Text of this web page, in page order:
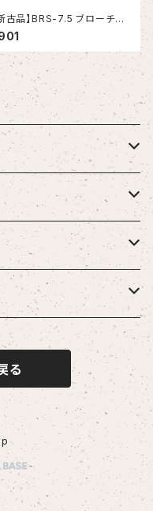
新古品】BRS-7.5 ブローチリ
ャンク（日研工
）
る